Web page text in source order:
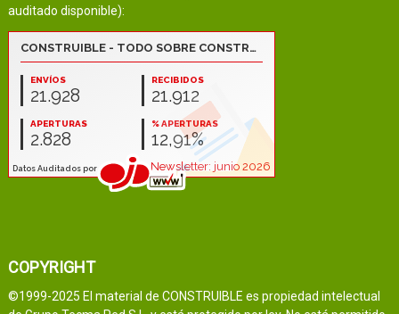
auditado disponible):
COPYRIGHT
©1999-2025 El material de CONSTRUIBLE es propiedad intelectual